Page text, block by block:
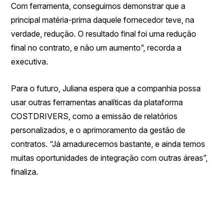
Com ferramenta, conseguimos demonstrar que a
principal matéria-prima daquele fornecedor teve, na
verdade, redução. O resultado final foi uma redução
final no contrato, e não um aumento”, recorda a
executiva.
Para o futuro, Juliana espera que a companhia possa
usar outras ferramentas analíticas da plataforma
COSTDRIVERS, como a emissão de relatórios
personalizados, e o aprimoramento da gestão de
contratos. “Já amadurecemos bastante, e ainda temos
muitas oportunidades de integração com outras áreas”,
finaliza.